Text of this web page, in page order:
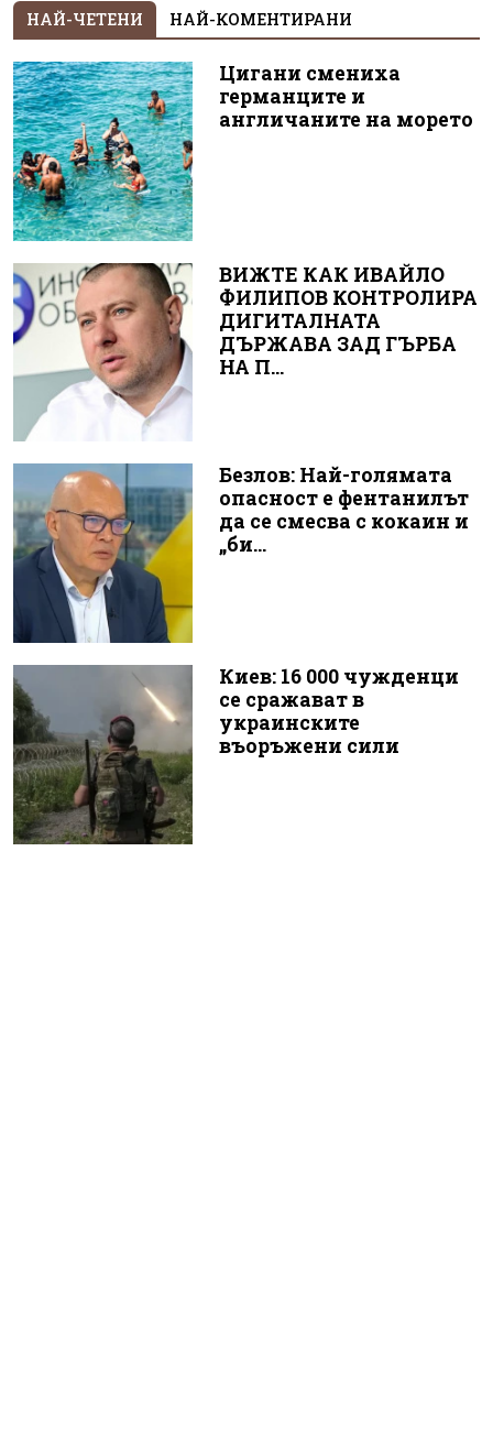
НАЙ-ЧЕТЕНИ НАЙ-КОМЕНТИРАНИ
Цигани смениха
германците и
англичаните на морето
ВИЖТЕ КАК ИВАЙЛО
ФИЛИПОВ КОНТРОЛИРА
ДИГИТАЛНАТА
ДЪРЖАВА ЗАД ГЪРБА
НА П...
Безлов: Най-голямата
опасност е фентанилът
да се смесва с кокаин и
„би...
Киев: 16 000 чужденци
се сражават в
украинските
въоръжени сили